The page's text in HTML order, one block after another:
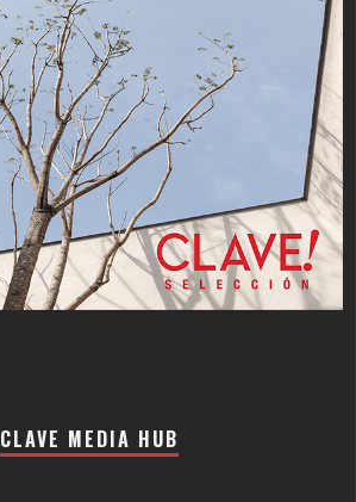
CLAVE MEDIA HUB